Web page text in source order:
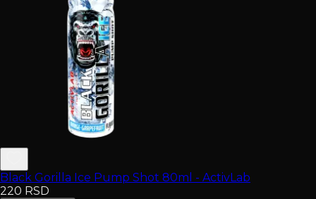
Black Gorilla Ice Pump Shot 80ml - ActivLab
220 RSD